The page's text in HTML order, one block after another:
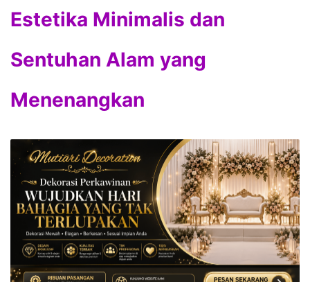
Estetika Minimalis dan
Sentuhan Alam yang
Menenangkan